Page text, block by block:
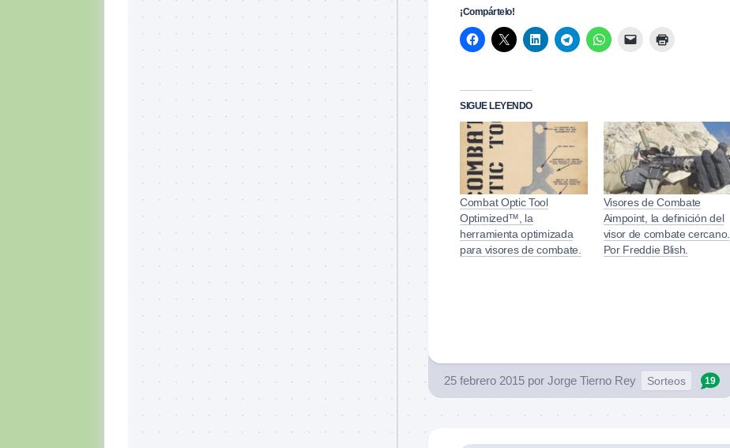
¡Compártelo!
SIGUE LEYENDO
Combat Optic Tool
Optimized™, la
herramienta optimizada
para visores de combate.
Visores de Combate
Aimpoint, la definición del
visor de combate cercano.
Por Freddie Blish.
25 febrero 2015 por Jorge Tierno Rey Sorteos 19